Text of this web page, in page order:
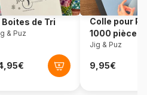
68 x 49 cm
Boites de Tri
& Puz
Colle pour
1000 pièces
Jig & Puz